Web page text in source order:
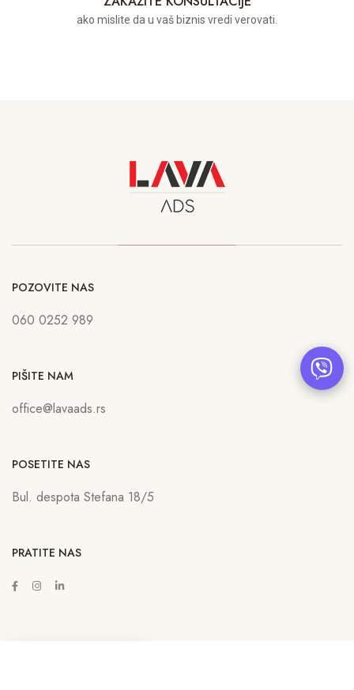
ako mislite da u vaš biznis vredi verovati.
POZOVITE NAS
060 0252 989
PIŠITE NAM
office@lavaads.rs
POSETITE NAS
Bul. despota Stefana 18/5
PRATITE NAS